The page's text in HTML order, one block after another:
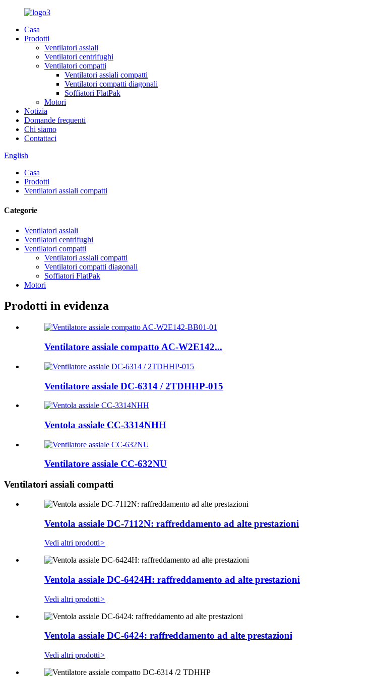
Casa
Prodotti
Ventilatori assiali
Ventilatori centrifughi
Ventilatori compatti
Ventilatori assiali compatti
Ventilatori compatti diagonali
Soffiatori FlatPak
Motori
Notizia
Domande frequenti
Chi siamo
Contattaci
English
Casa
Prodotti
Ventilatori assiali compatti
Categorie
Ventilatori assiali
Ventilatori centrifughi
Ventilatori compatti
Ventilatori assiali compatti
Ventilatori compatti diagonali
Soffiatori FlatPak
Motori
Prodotti in evidenza
Ventilatore assiale compatto AC-W2E142...
Ventilatore assiale DC-6314 / 2TDHHP-015
Ventola assiale CC-3314NHH
Ventilatore assiale CC-632NU
Ventilatori assiali compatti
Ventola assiale DC-7112N: raffreddamento ad alte prestazioni
Vedi altri prodotti>
Ventola assiale DC-6424H: raffreddamento ad alte prestazioni
Vedi altri prodotti>
Ventola assiale DC-6424: raffreddamento ad alte prestazioni
Vedi altri prodotti>